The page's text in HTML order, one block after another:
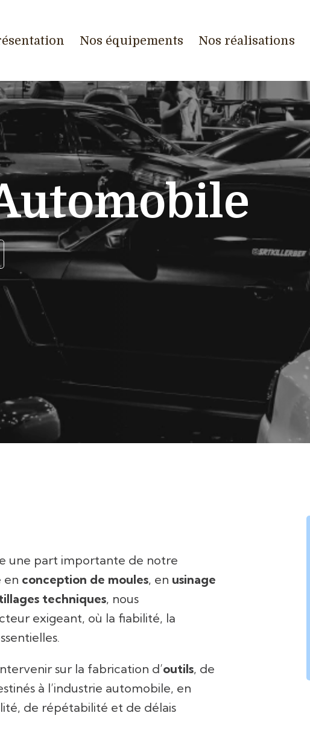
Nos équipements Nos réalisations
une part importante de notre
en conception de moules, en usinage
techniques, nous
exigeant, où la fiabilité, la
sur la fabrication d’outils, de
à l’industrie automobile, en
de répétabilité et de délais